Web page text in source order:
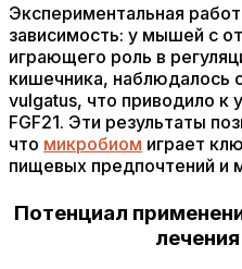
Экспериментальная
зависимость: у мышей с
играющего роль в
кишечника, наблюдалось
vulgatus, что приводило
FGF21. Эти результаты
что микробиом играет
пищевых предпочтений и
Потенциал